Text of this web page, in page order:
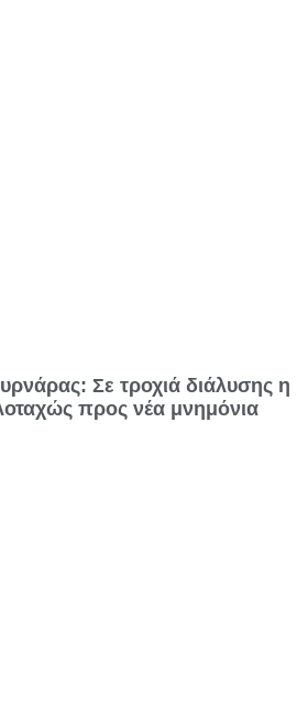
Σε τροχιά διάλυσης η
προς νέα μνημόνια